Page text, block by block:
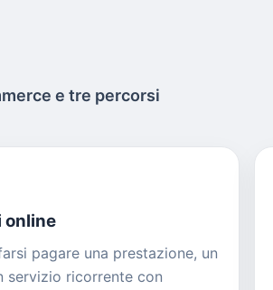
e tre percorsi
online
pagare una prestazione, un
servizio ricorrente con